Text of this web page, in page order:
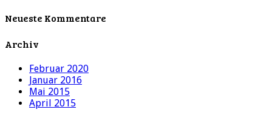
Neueste Kommentare
Archiv
Februar 2020
Januar 2016
Mai 2015
April 2015